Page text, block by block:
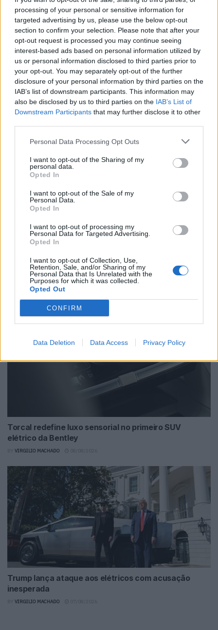
processing of your personal or sensitive information for
targeted advertising by us, please use the below opt-out
section to confirm your selection. Please note that after your
opt-out request is processed you may continue seeing
interest-based ads based on personal information utilized by
us or personal information disclosed to third parties prior to
your opt-out. You may separately opt-out of the further
disclosure of your personal information by third parties on the
IAB’s list of downstream participants. This information may
also be disclosed by us to third parties on the IAB’s List of
Downstream Participants that may further disclose it to other
Personal Data Processing Opt Outs
I want to opt-out of the Sharing of my
personal data.
Opted In
I want to opt-out of the Sale of my
Personal Data.
Opted In
I want to opt-out of processing my
Personal Data for Targeted Advertising.
Opted In
I want to opt-out of Collection, Use,
Retention, Sale, and/or Sharing of my
Personal Data that Is Unrelated with the
Purposes for which it was collected.
Opted Out
CONFIRM
Data Deletion Data Access Privacy Policy
Tags: Citroën DS DS Automobiles
Ricardo Carvalho
NX7 é o novo SUV da Nissan para China e
pode chegar à Europa
VIRGILIO MACHADO
Torcal redefine luxo sensorial no primeiro SUV
elétrico da Bentley
VIRGILIO MACHADO
Trump lança ataque aos elétricos com acusação
inesperada
VIRGILIO MACHADO